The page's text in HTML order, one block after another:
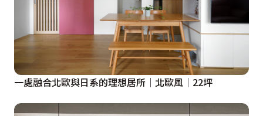
面繽紛可愛的攀岩牆設計，不僅滿足孩子們的活動需求，
更提供一個可以安心且安全玩耍的場域，而延續金色的典
雅氣質，利用格柵材質打造兒童房的隱藏門，讓客廳整體
空間看起來更加一致俐落，而主臥室亦延續採用相同材
質，設計圓拱造型的化妝桌，給予房間一些獨特的細節。
一處融合北歐與日系的理想居所│北歐風│22坪